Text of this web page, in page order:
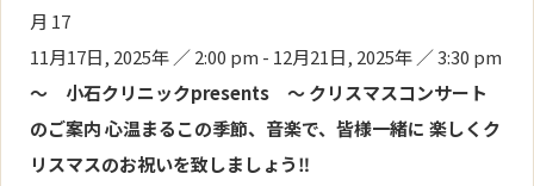
月 17
11月17日, 2025年 ／ 2:00 pm - 12月21日, 2025年 ／ 3:30 pm
～ 小石クリニックpresents ～ クリスマスコンサート
のご案内 心温まるこの季節、音楽で、皆様一緒に 楽しくク
リスマスのお祝いを致しましょう‼